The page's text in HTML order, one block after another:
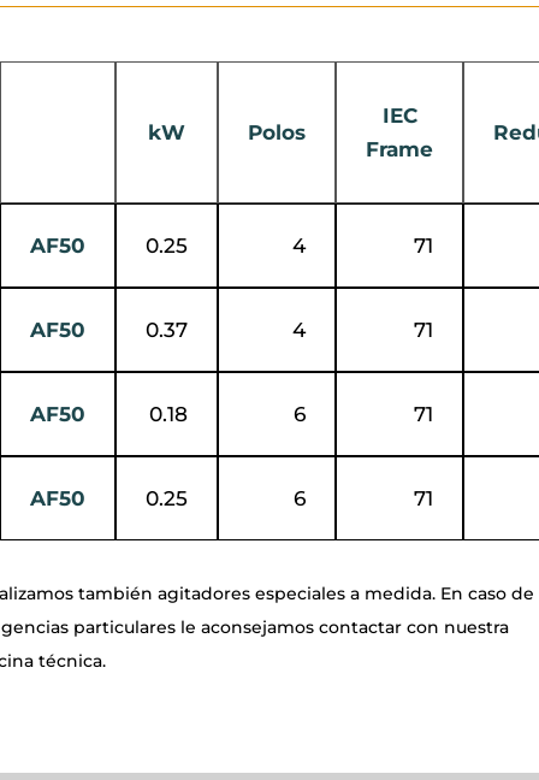
kW Polos
IEC
Frame
AF50 0.25 4 71
AF50 0.37 4 71
AF50 0.18 6 71
AF50 0.25 6 71
también agitadores especiales a medida. En caso de
particulares le aconsejamos contactar con nuestra
técnica.